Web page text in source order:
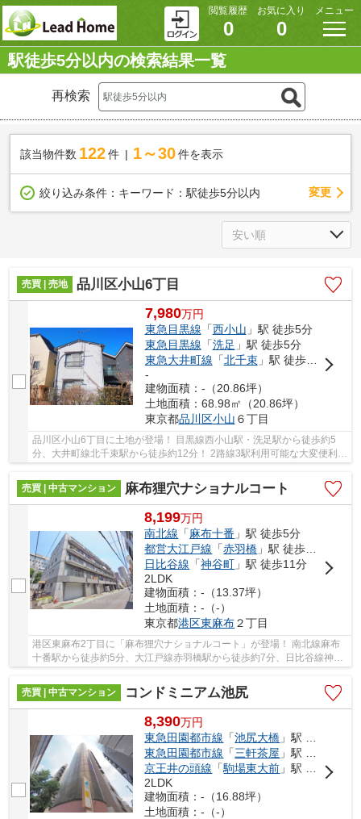
閲覧履歴
0
お気に入り
0
メニュー
駅徒歩5分以内の検索結果一覧
再検索
該当物件数 122件 1～30 件を表示
絞り込み条件： キーワード：駅徒歩5分以内 変更
売買 | 売地 品川区小山6丁目
7,980万円
東急目黒線 「西小山 」駅 徒歩5分
東急目黒線 「洗足 」駅 徒歩5分
東急大井町線 「北千束」駅 徒歩12分
-
建物面積：-（20.86坪）
土地面積：68.98㎡（20.86坪）
東京都品川区小山 ６丁目
品川区小山6丁目に土地が登場！ 目黒線西小山駅・洗足駅から徒歩約5
分、大井町線北千束駅から徒歩約12分！ 2路線3駅利用可能な大変便利な
売買 | 中古マンション
麻布狸穴ナショナルコート
8,199万円
南北線 「麻布十番 」駅 徒歩5分
都営大江戸線 「赤羽橋 」駅 徒歩7分
日比谷線 「神谷町 」駅 徒歩11分
2LDK
建物面積：-（13.37坪）
土地面積：-（-）
東京都港区東麻布２丁目
港区東麻布2丁目に「麻布狸穴ナショナルコート」が登場！ 南北線麻布
十番駅から徒歩約5分、大江戸線赤羽橋駅から徒歩約7分、日比谷線神谷
売買 | 中古マンション
コンドミニアム池尻
8,390万円
東急田園都市線 「池尻大橋 」駅 徒歩2分
東急田園都市線 「三軒茶屋 」駅 徒歩15分
京王井の頭線 「駒場東大前 」駅 徒歩18分
2LDK
建物面積：-（16.88坪）
土地面積：-（-）